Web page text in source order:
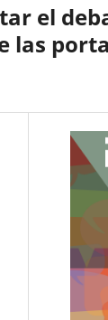
el
las